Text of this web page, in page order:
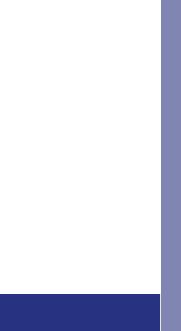
parte del corriere
verteranno sul
responsabile dei danni
alcuna
a causa di forza
incendi, scioperi e/o
similari eventi che
esecuzione nei